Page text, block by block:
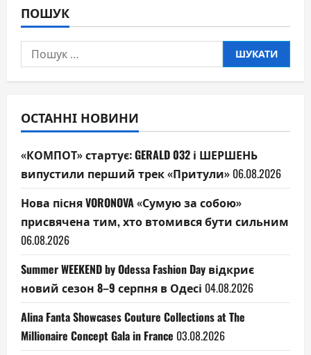
ПОШУК
Пошук:
ОСТАННІ НОВИНИ
«КОМПОТ» стартує: GERALD 032 і ШЕРШЕНЬ
випустили перший трек «Притули» 06.08.2026
Нова пісня VORONOVA «Сумую за собою»
присвячена тим, хто втомився бути сильним
06.08.2026
Summer WEEKEND by Odessa Fashion Day відкриє
новий сезон 8–9 серпня в Одесі 04.08.2026
Alina Fanta Showcases Couture Collections at The
Millionaire Concept Gala in France 03.08.2026